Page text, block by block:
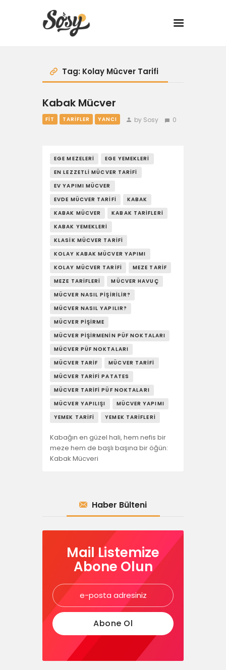
TARİFLER
MANGAL
YANCI
DRINK
BBQ 101
YAŞAM
SOSY’LE!
Tag: Kolay Mücver Tarifi
Kabak Mücver
FIT TARIFLER YANCI by Sosy 0
EGE MEZELERI
EGE YEMEKLERI
EN LEZZETLI MÜCVER TARIFI
EV YAPIMI MÜCVER
EVDE MÜCVER TARIFI
KABAK
KABAK MÜCVER
KABAK TARIFLERI
KABAK YEMEKLERI
KLASIK MÜCVER TARIFI
KOLAY KABAK MÜCVER YAPIMI
KOLAY MÜCVER TARIFI
MEZE TARIF
MEZE TARIFLERI
MÜCVER HAVUÇ
MÜCVER NASIL PIŞIRILIR?
MÜCVER NASIL YAPILIR?
MÜCVER PIŞIRME
MÜCVER PIŞIRMENIN PÜF NOKTALARI
MÜCVER PÜF NOKTALARI
MÜCVER TARIF
MÜCVER TARIFI
MÜCVER TARIFI PATATES
MÜCVER TARIFI PÜF NOKTALARI
MÜCVER YAPILIŞI
MÜCVER YAPIMI
YEMEK TARIFI
YEMEK TARIFLERI
Kabağın en güzel hali, hem nefis bir
meze hem de başlı başına bir öğün:
Kabak Mücveri
Haber Bülteni
Mail Listemize
Abone Olun